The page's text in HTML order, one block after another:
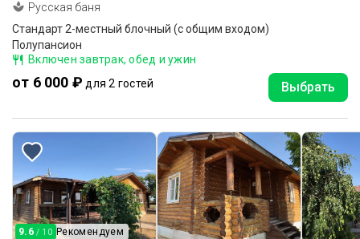
Русская баня
Стандарт 2-местный блочный (с общим входом)
Полупансион
Включен завтрак, обед и ужин
от 6 000 ₽ для 2 гостей Выбрать
9.6 / 10 Рекомендуем